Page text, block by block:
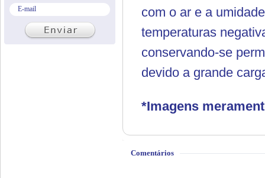
com o ar e a
temperaturas
conservando-se
devido a grande
*Imagens
Comentários